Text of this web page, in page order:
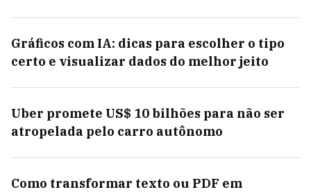
Gráficos com IA: dicas para escolher o tipo
certo e visualizar dados do melhor jeito
Uber promete US$ 10 bilhões para não ser
atropelada pelo carro autônomo
Como transformar texto ou PDF em